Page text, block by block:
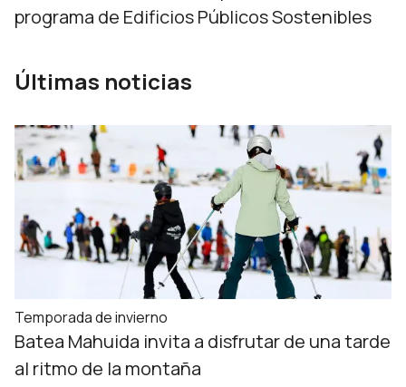
programa de Edificios Públicos Sostenibles
Últimas noticias
Temporada de invierno
Batea Mahuida invita a disfrutar de una tarde
al ritmo de la montaña